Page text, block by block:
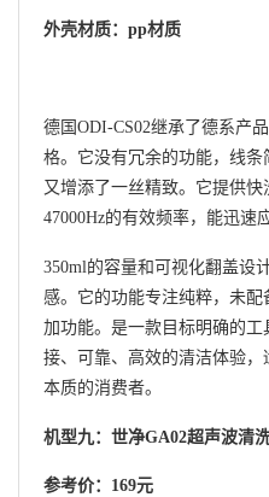
外壳材质：pp材质
德国ODI-CS02继承了德系产
格。它没有冗余的功能，线
又增添了一丝精致。它提供
47000Hz的有效频率，能迅速
350ml的容量和可视化翻盖设
感。它的功能专注纯粹，未
加功能。是一款目标明确的
接、可靠、高效的清洁体验
本质的消费者。
机型九：世净GA02超声波清
参考价：169元